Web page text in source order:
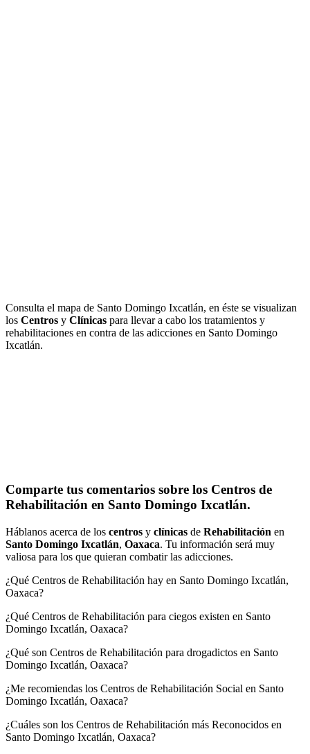
Consulta el mapa de Santo Domingo Ixcatlán, en éste se visualizan
los Centros y Clínicas para llevar a cabo los tratamientos y
rehabilitaciones en contra de las adicciones en Santo Domingo
Ixcatlán.
Comparte tus comentarios sobre los Centros de
Rehabilitación en Santo Domingo Ixcatlán.
Háblanos acerca de los centros y clínicas de Rehabilitación en
Santo Domingo Ixcatlán, Oaxaca. Tu información será muy
valiosa para los que quieran combatir las adicciones.
¿Qué Centros de Rehabilitación hay en Santo Domingo Ixcatlán,
Oaxaca?
¿Qué Centros de Rehabilitación para ciegos existen en Santo
Domingo Ixcatlán, Oaxaca?
¿Qué son Centros de Rehabilitación para drogadictos en Santo
Domingo Ixcatlán, Oaxaca?
¿Me recomiendas los Centros de Rehabilitación Social en Santo
Domingo Ixcatlán, Oaxaca?
¿Cuáles son los Centros de Rehabilitación más Reconocidos en
Santo Domingo Ixcatlán, Oaxaca?